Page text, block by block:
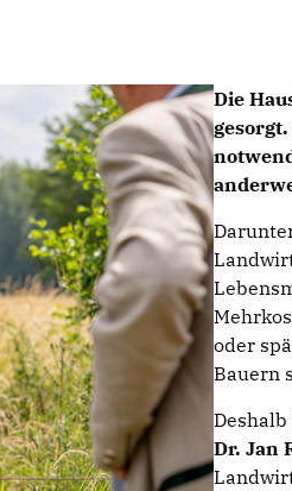
Die
oder
Bauern
Dr. Jan